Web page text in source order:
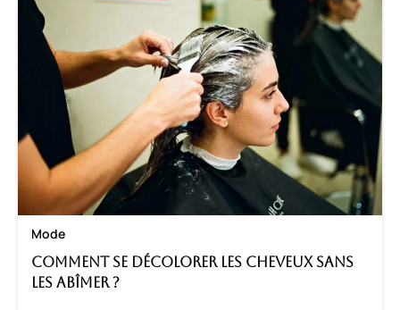
Mode
Comment se décolorer les cheveux sans
les abîmer ?